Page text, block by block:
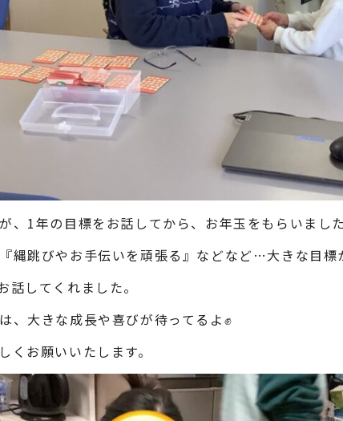
、1年の目標をお話してから、お年玉をもらいまし
縄跳びやお手伝いを頑張る』などなど…大きな目
話してくれました。
、大きな成長や喜びが待ってるよ✊
くお願いいたします。